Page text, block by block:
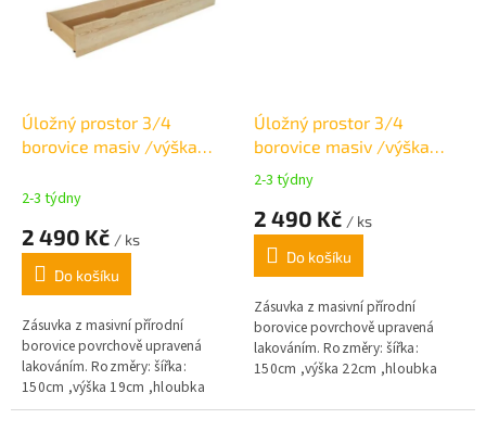
Úložný prostor 3/4
borovice masiv /výška
2-3 týdny
2 490 Kč / ks
Do košíku
Zásuvka z masivní přírodní
borovice povrchově upravená
lakováním. Rozměry: šířka:
150cm ,výška 19cm ,hloubka
69cm
Úložný prostor 3/4
borovice masiv /výška
22cm
Průměrné
produktu
4,0
5
hvězdiček.
2-3 týdny
2 490 Kč / ks
Do košíku
Zásuvka z masivní přírodní
borovice povrchově upravená
lakováním. Rozměry: šířka:
150cm ,výška 22cm ,hloubka